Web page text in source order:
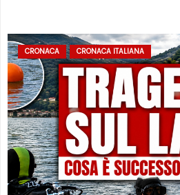
CRONACA CRONACA ITALIANA